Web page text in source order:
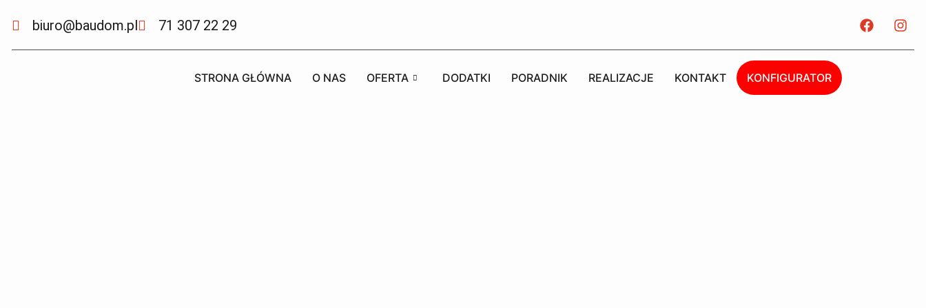
biuro@baudom.pl 71 307 22 29
STRONA GŁÓWNA O NAS OFERTA DODATKI PORADNIK REALIZACJE KONTAKT KONFIGURATOR